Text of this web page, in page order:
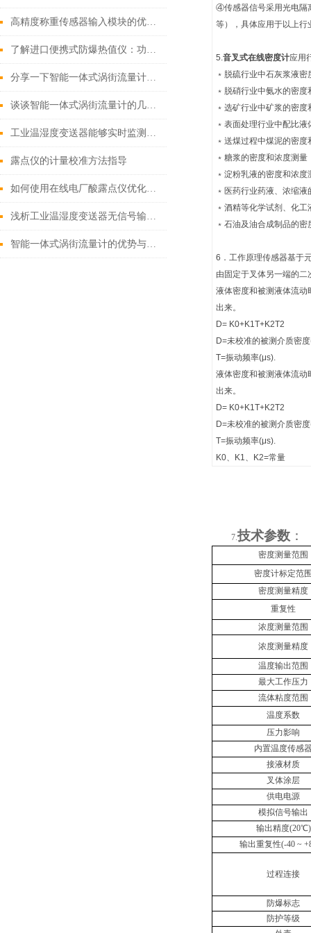
高精度称重传感器输入模块的优势是什么？
了解进口便携式防爆热值仪：功能、原理和应用领域
分享一下智能一体式涡街流量计检测旋涡频率的方法
谈谈智能一体式涡街流量计的几种补偿方法
工业温湿度变送器能够实时监测环境条件的变化
露点仪的计量校准方法指导
如何使用在线电厂酸露点仪优化电厂的化学管理？
浅析工业温湿度变送器无信号输出的原因
智能一体式涡街流量计的优势与适用场景说明
④传感器信号采用光电隔
等），具体应用于以上
5.音叉式在线密度计应用
﹡脱硫行业中石灰浆液
﹡脱硝行业中氨水的密度
﹡选矿行业中矿浆的密度
﹡表面处理行业中配比
﹡送煤过程中煤泥的密度
﹡糖浆的密度和浓度测量
﹡淀粉乳液的密度和浓度
﹡医药行业药液、浓缩
﹡酒精等化学试剂、化
﹡石油及油合成制品的密
6．工作原理传感器基于
由固定于叉体另一端的
液体密度和被测液体流
出来。
D= K0+K1T+K2T2
D=未校准的被测介质密
T=振动频率(μs).
液体密度和被测液体流
出来。
D= K0+K1T+K2T2
D=未校准的被测介质密
T=振动频率(μs).
K0、K1、K2=常量
7.技术参数 ：
密度测量范围
密度计标定范
密度测量精度
重复性
浓度测量范围
浓度测量精度
温度输出范围
最大工作压力
流体粘度范围
温度系数
压力影响
内置温度传感
接液材质
叉体涂层
供电电源
模拟信号输出
输出精度(20℃)
输出重复性(-40 ~
过程连接
防爆标志
防护等级